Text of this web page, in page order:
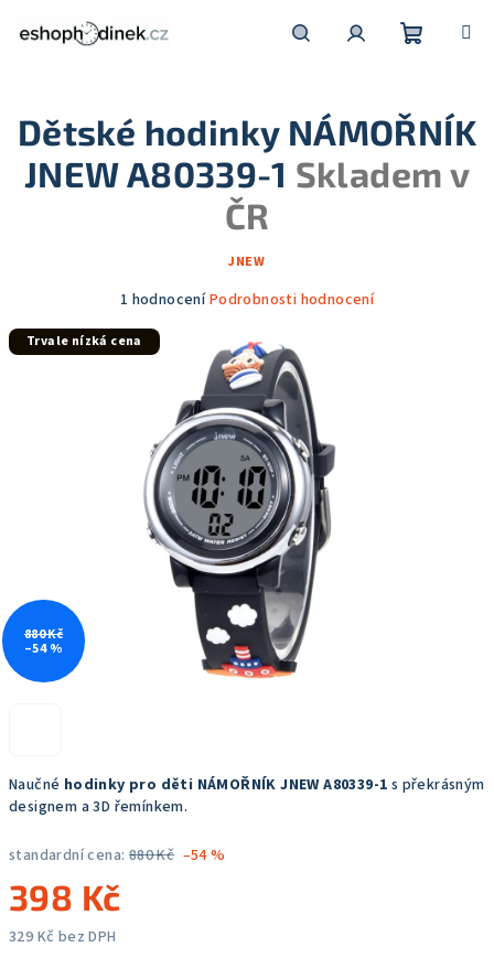
košík
Naučné hodinky pro děti NÁMOŘNÍK JNEW A80339-1 s překrásným
designem a 3D řemínkem.
standardní cena: 880 Kč –54 %
398 Kč
329 Kč bez DPH
Dětské hodinky NÁMOŘNÍK
JNEW A80339-1 Skladem v
ČR
JNEW
Průměrné
produktu
hvězdiček.
1 hodnoceníPodrobnosti hodnocení
Trvale nízká cena
880 Kč
–54 %